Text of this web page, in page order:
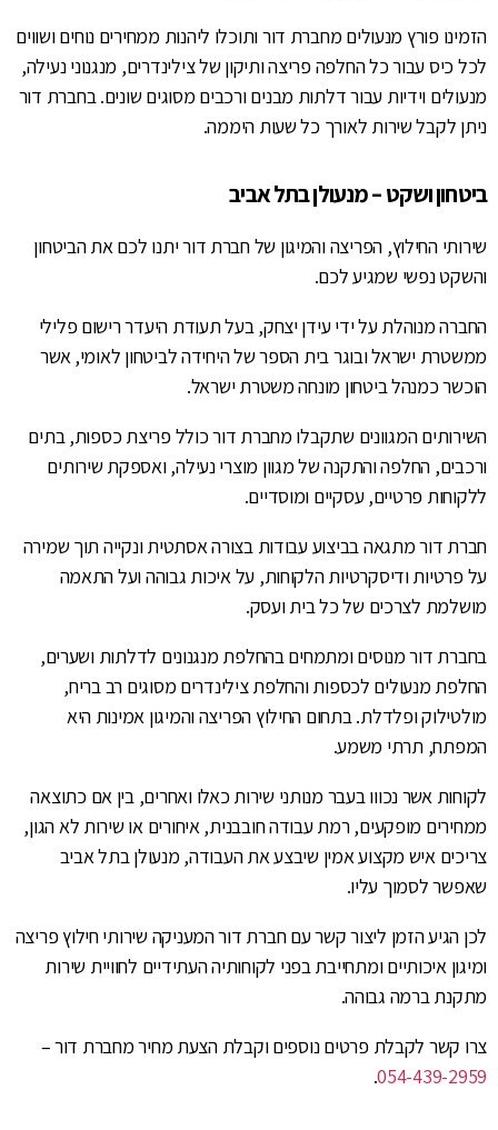
הזמינו פורץ מנעולים מחברת דור ותוכלו ליהנות ממחירים נוחים ושווים
לכל כיס עבור כל החלפה פריצה ותיקון של צילינדרים, מנגנוני נעילה,
מנעולים וידיות עבור דלתות מבנים ורכבים מסוגים שונים. בחברת דור
ניתן לקבל שירות לאורך כל שעות היממה.
ביטחון ושקט – מנעולן בתל אביב
שירותי החילוץ, הפריצה והמיגון של חברת דור יתנו לכם את הביטחון
והשקט נפשי שמגיע לכם.
החברה מנוהלת על ידי עידן יצחק, בעל תעודת היעדר רישום פלילי
ממשטרת ישראל ובוגר בית הספר של היחידה לביטחון לאומי, אשר
הוכשר כמנהל ביטחון מונחה משטרת ישראל.
השירותים המגוונים שתקבלו מחברת דור כולל פריצת כספות, בתים
ורכבים, החלפה והתקנה של מגוון מוצרי נעילה, ואספקת שירותים
ללקוחות פרטיים, עסקיים ומוסדיים.
חברת דור מתגאה בביצוע עבודות בצורה אסתטית ונקייה תוך שמירה
על פרטיות ודיסקרטיות הלקוחות, על איכות גבוהה ועל התאמה
מושלמת לצרכים של כל בית ועסק.
בחברת דור מנוסים ומתמחים בהחלפת מנגנונים לדלתות ושערים,
החלפת מנעולים לכספות והחלפת צילינדרים מסוגים רב בריח,
מולטילוק ופלדלת. בתחום החילוץ הפריצה והמיגון אמינות היא
המפתח, תרתי משמע.
לקוחות אשר נכווו בעבר מנותני שירות כאלו ואחרים, בין אם כתוצאה
ממחירים מופקעים, רמת עבודה חובבנית, איחורים או שירות לא הגון,
צריכים איש מקצוע אמין שיבצע את העבודה, מנעולן בתל אביב
שאפשר לסמוך עליו.
לכן הגיע הזמן ליצור קשר עם חברת דור המעניקה שירותי חילוץ פריצה
ומיגון איכותיים ומתחייבת בפני לקוחותיה העתידיים לחוויית שירות
מתקנת ברמה גבוהה.
צרו קשר לקבלת פרטים נוספים וקבלת הצעת מחיר מחברת דור –
054-439-2959
.